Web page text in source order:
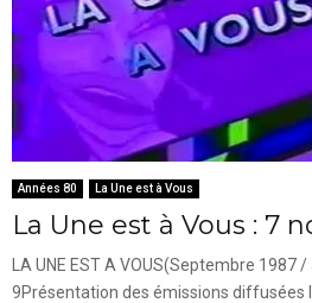
Années 80 La Une est à Vous
La Une est à Vous : 7
LA UNE EST A VOUS(Septembre 1987
9Présentation des émissions diffusées